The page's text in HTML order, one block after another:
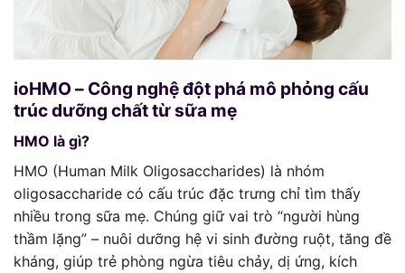
ioHMO – Công nghệ đột phá mô phỏng cấu
trúc dưỡng chất từ sữa mẹ
HMO là gì?
HMO (Human Milk Oligosaccharides) là nhóm
oligosaccharide có cấu trúc đặc trưng chỉ tìm thấy
nhiều trong sữa mẹ. Chúng giữ vai trò “người hùng
thầm lặng” – nuôi dưỡng hệ vi sinh đường ruột, tăng đề
kháng, giúp trẻ phòng ngừa tiêu chảy, dị ứng, kích